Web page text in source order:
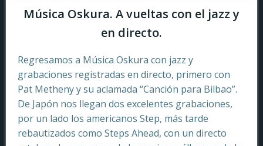
Música Oskura. A vueltas con el jazz y
en directo.
Regresamos a Música Oskura con jazz y
grabaciones registradas en directo, primero con
Pat Metheny y su aclamada “Canción para Bilbao”.
De Japón nos llegan dos excelentes grabaciones,
por un lado los americanos Step, más tarde
rebautizados como Steps Ahead, con un directo